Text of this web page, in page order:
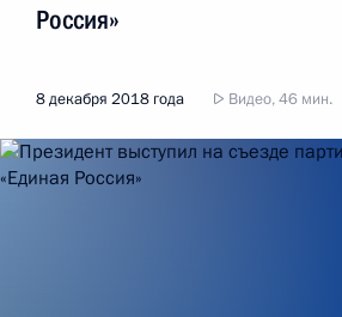
Россия»
8 декабря 2018 года Видео, 46 мин.